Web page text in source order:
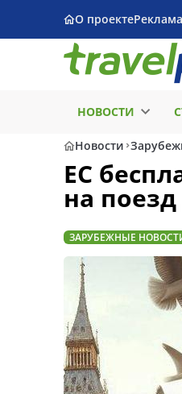
О проектеРеклама
НОВОСТИ
Новости
ЕС
на
ЗАРУБЕЖНЫЕ